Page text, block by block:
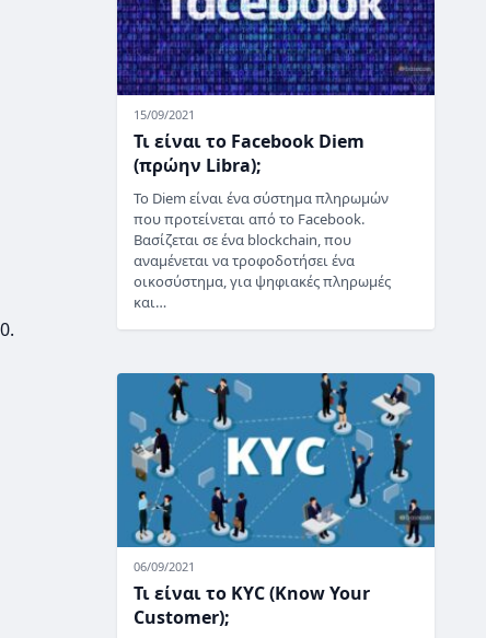
15/09/2021
Τι είναι το Facebook Diem
(πρώην Libra);
Το Diem είναι ένα σύστημα πληρωμών
που προτείνεται από το Facebook.
Βασίζεται σε ένα blockchain, που
αναμένεται να τροφοδοτήσει ένα
οικοσύστημα, για ψηφιακές πληρωμές
και…
06/09/2021
Τι είναι το KYC (Know Your
Customer);